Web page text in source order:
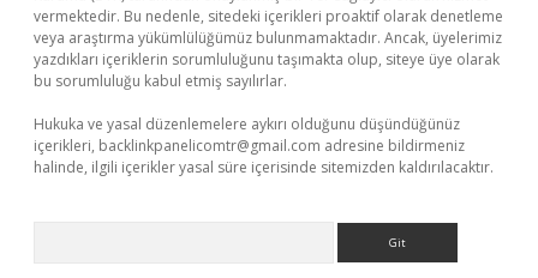
vermektedir. Bu nedenle, sitedeki içerikleri proaktif olarak denetleme
veya araştırma yükümlülüğümüz bulunmamaktadır. Ancak, üyelerimiz
yazdıkları içeriklerin sorumluluğunu taşımakta olup, siteye üye olarak
bu sorumluluğu kabul etmiş sayılırlar.
Hukuka ve yasal düzenlemelere aykırı olduğunu düşündüğünüz
içerikleri, backlinkpanelicomtr@gmail.com adresine bildirmeniz
halinde, ilgili içerikler yasal süre içerisinde sitemizden kaldırılacaktır.